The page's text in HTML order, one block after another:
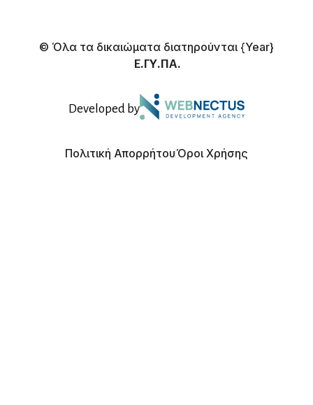
© Όλα τα δικαιώματα διατηρούνται {Year}
Ε.ΓΥ.ΠΑ.
Developed by
Πολιτική ΑπορρήτουΌροι Χρήσης